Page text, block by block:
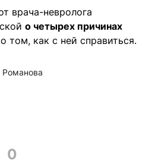
врача-невролога
о четырех причинах
том, как с ней справиться.
Романова
0